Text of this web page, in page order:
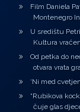
Film Daniela
Montenegro
U središtu
Kultura
Od petka do
otvara vrata
‘Ni med
“Rubikova
čuje glas